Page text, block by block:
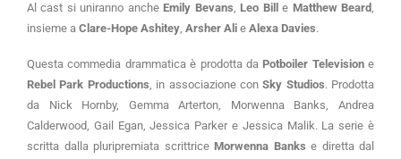
Al cast si uniranno anche Emily Bevans, Leo Bill e Matthew Beard,
insieme a Clare-Hope Ashitey, Arsher Ali e Alexa Davies.
Questa commedia drammatica è prodotta da Potboiler Televisione
Rebel Park Productions, in associazione conSky Studios. Prodotta
da Nick Hornby, Gemma Arterton, Morwenna Banks, Andrea
Calderwood, Gail Egan, Jessica Parker e Jessica Malik. La serie è
scritta dalla pluripremiata scrittrice Morwenna Banks e diretta dal